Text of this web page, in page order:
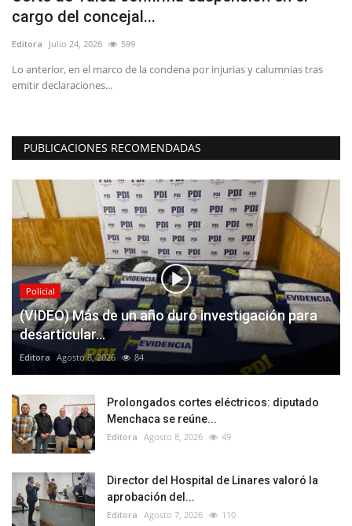
cargo del concejal...
Editora Julio 24, 2026 599
Lo anterior, en el marco de la condena por injurias y calumnias tras
emitir declaraciones...
PUBLICACIONES RECOMENDADAS
Policial
(VIDEO) Más de un año duró investigación para
desarticular...
Editora Agosto 8, 2026 84
Prolongados cortes eléctricos: diputado
Menchaca se reúne...
Editora Agosto 8, 2026 49
Director del Hospital de Linares valoró la
aprobación del...
Editora Agosto 7, 2026 110